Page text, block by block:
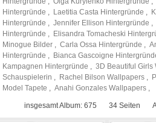
Hintergründe , Laetitia Casta Hintergründe ,
Hintergründe , Jennifer Ellison Hintergründe ,
Hintergründe , Elisandra Tomacheski
Minogue Bilder , Carla Ossa Hintergründe ,
Hintergründe , Bianca Gascoigne
Kampagnen Hintergründe , 3D Beautiful Girls
Schauspielerin , Rachel Bilson Wallpapers ,
Model Tapete , Anahi Gonzales Wallpapers ,
insgesamt Album: 675 34 Seiten